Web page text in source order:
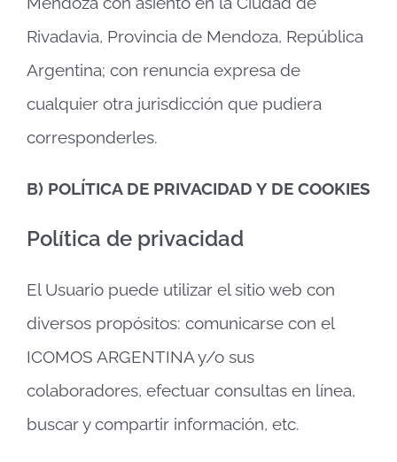
Rivadavia, Provincia de Mendoza, República
Argentina; con renuncia expresa de
cualquier otra jurisdicción que pudiera
corresponderles.
B) POLÍTICA DE PRIVACIDAD Y DE COOKIES
Política de privacidad
El Usuario puede utilizar el sitio web con
diversos propósitos: comunicarse con el
ICOMOS ARGENTINA y/o sus
colaboradores, efectuar consultas en línea,
buscar y compartir información, etc.